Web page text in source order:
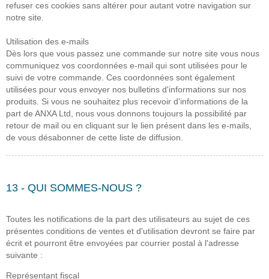
refuser ces cookies sans altérer pour autant votre navigation sur
notre site.
Utilisation des e-mails
Dès lors que vous passez une commande sur notre site vous nous
communiquez vos coordonnées e-mail qui sont utilisées pour le
suivi de votre commande. Ces coordonnées sont également
utilisées pour vous envoyer nos bulletins d'informations sur nos
produits. Si vous ne souhaitez plus recevoir d'informations de la
part de ANXA Ltd, nous vous donnons toujours la possibilité par
retour de mail ou en cliquant sur le lien présent dans les e-mails,
de vous désabonner de cette liste de diffusion.
13 - QUI SOMMES-NOUS ?
Toutes les notifications de la part des utilisateurs au sujet de ces
présentes conditions de ventes et d'utilisation devront se faire par
écrit et pourront être envoyées par courrier postal à l'adresse
suivante :
Représentant fiscal